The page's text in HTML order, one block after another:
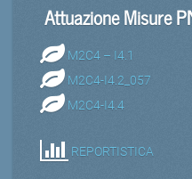
Attuazione Misure
M2C4 – I4.1
M2C4-I4.2_057
M2C4-I4.4
REPORTISTICA